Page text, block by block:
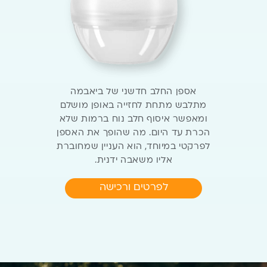
אספן החלב חדשני של ביאבמה
מתלבש מתחת לחזייה באופן מושלם
ומאפשר איסוף חלב נוח ברמות שלא
הכרת עד היום. מה שהופך את האספן
לפרקטי במיוחד, הוא העניין שמחוברת
אליו משאבה ידנית.
לפרטים ורכישה